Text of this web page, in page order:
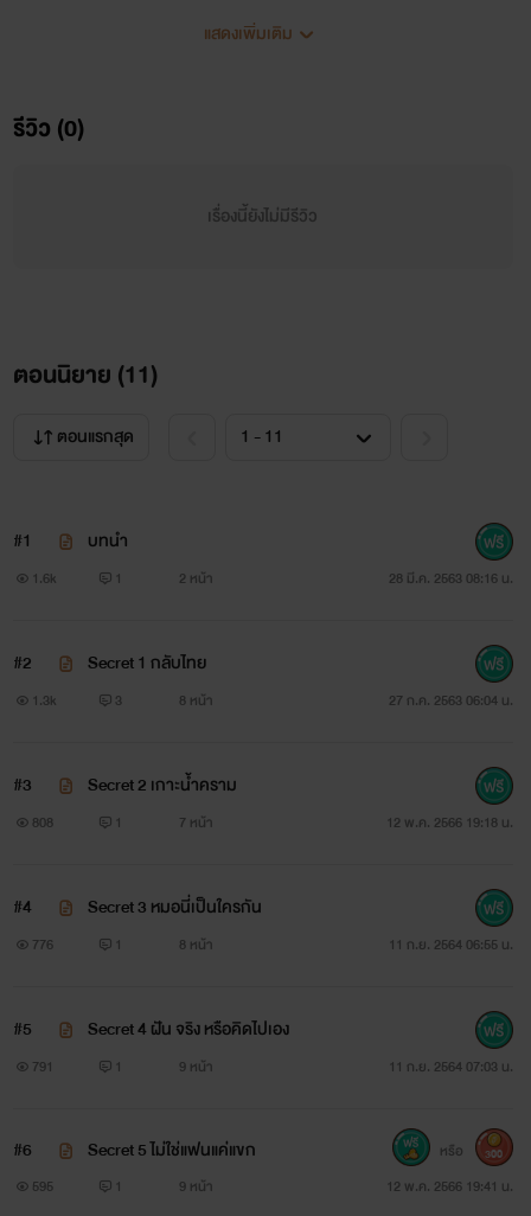
ลูกสาวของเพื่อนสนิทพ่อ เขาจะทำอย่างไรหากต้อง
มารับมือกับเธอ ใบหน้าที่แสนเย็นชาตั้งแต่วันนั้น
แสดงเพิ่มเติม
รีวิว (0)
เรื่องนี้ยังไม่มีรีวิว
ตอนนิยาย (11)
ตอนแรกสุด
#1 บทนำ
1.6k 1 2 หน้า 28 มี.ค. 2563 08:16 น.
#2 Secret 1 กลับไทย
1.3k 3 8 หน้า 27 ก.ค. 2563 06:04 น.
#3 Secret 2 เกาะน้ำคราม
808 1 7 หน้า 12 พ.ค. 2566 19:18 น.
#4 Secret 3 หมอนี่เป็นใครกัน
776 1 8 หน้า 11 ก.ย. 2564 06:55 น.
#5 Secret 4 ฝัน จริง หรือคิดไปเอง
791 1 9 หน้า 11 ก.ย. 2564 07:03 น.
#6 Secret 5 ไม่ใช่แฟนแค่แขก
595 1 9 หน้า 12 พ.ค. 2566 19:41 น.
หรือ 300